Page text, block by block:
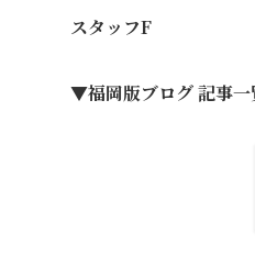
スタッフF
▼福岡版ブログ 記事